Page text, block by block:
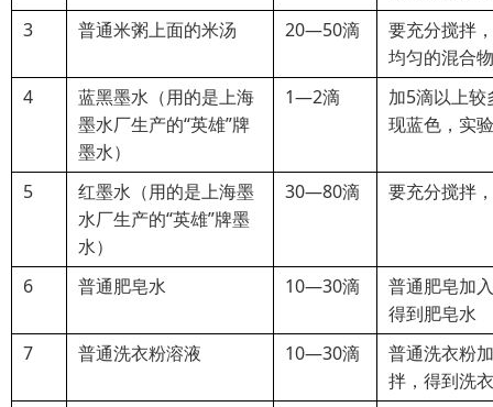
3
普通米粥上面的米汤 20—50滴
要充分搅拌
均匀的混合物
4
蓝黑墨水（用的是上海
墨水厂生产的“英雄”牌
墨水）
1—2滴
加5滴以上
现蓝色，实
5
红墨水（用的是上海墨
水厂生产的“英雄”牌墨
水）
30—80滴 要充分搅拌
6 普通肥皂水 10—30滴
普通肥皂加
得到肥皂水
7
普通洗衣粉溶液 10—30滴
普通洗衣粉
拌，得到洗